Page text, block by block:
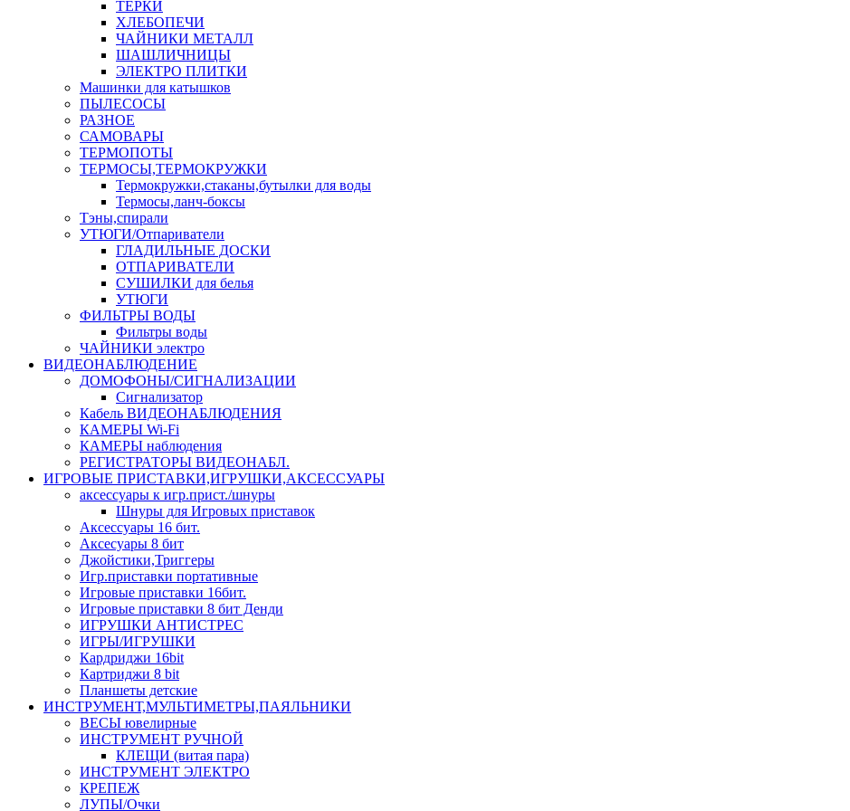
ТЕРКИ
ХЛЕБОПЕЧИ
ЧАЙНИКИ МЕТАЛЛ
ШАШЛИЧНИЦЫ
ЭЛЕКТРО ПЛИТКИ
Машинки для катышков
ПЫЛЕСОСЫ
РАЗНОЕ
САМОВАРЫ
ТЕРМОПОТЫ
ТЕРМОСЫ,ТЕРМОКРУЖКИ
Термокружки,стаканы,бутылки для воды
Термосы,ланч-боксы
Тэны,спирали
УТЮГИ/Отпариватели
ГЛАДИЛЬНЫЕ ДОСКИ
ОТПАРИВАТЕЛИ
СУШИЛКИ для белья
УТЮГИ
ФИЛЬТРЫ ВОДЫ
Фильтры воды
ЧАЙНИКИ электро
ВИДЕОНАБЛЮДЕНИЕ
ДОМОФОНЫ/СИГНАЛИЗАЦИИ
Сигнализатор
Кабель ВИДЕОНАБЛЮДЕНИЯ
КАМЕРЫ Wi-Fi
КАМЕРЫ наблюдения
РЕГИСТРАТОРЫ ВИДЕОНАБЛ.
ИГРОВЫЕ ПРИСТАВКИ,ИГРУШКИ,АКСЕССУАРЫ
аксесcуары к игр.прист./шнуры
Шнуры для Игровых приставок
Аксессуары 16 бит.
Аксесуары 8 бит
Джойстики,Триггеры
Игр.приставки портативные
Игровые приставки 16бит.
Игровые приставки 8 бит Денди
ИГРУШКИ АНТИСТРЕС
ИГРЫ/ИГРУШКИ
Кардриджи 16bit
Картриджи 8 bit
Планшеты детские
ИНСТРУМЕНТ,МУЛЬТИМЕТРЫ,ПАЯЛЬНИКИ
ВЕСЫ ювелирные
ИНСТРУМЕНТ РУЧНОЙ
КЛЕЩИ (витая пара)
ИНСТРУМЕНТ ЭЛЕКТРО
КРЕПЕЖ
ЛУПЫ/Очки